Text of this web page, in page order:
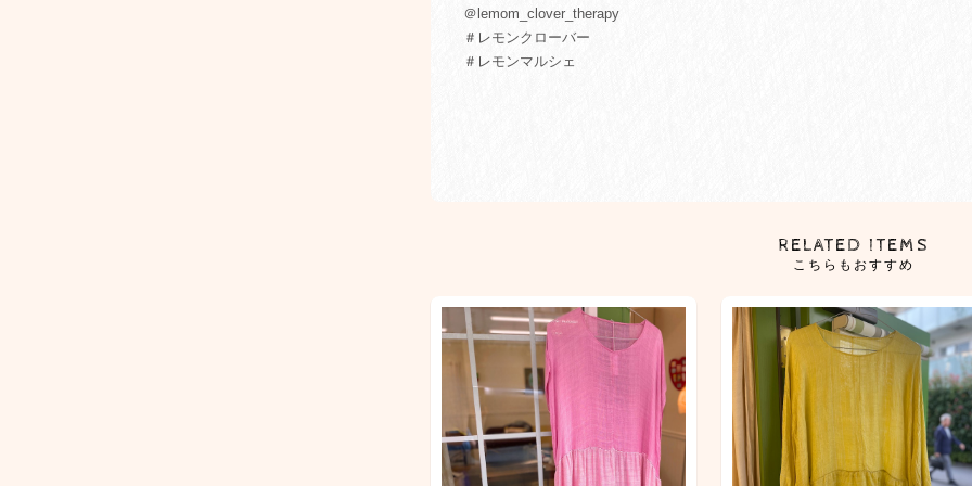
＠lemom_clover_therapy
＃レモンクローバー
＃レモンマルシェ
RELATED ITEMS
こちらもおすすめ